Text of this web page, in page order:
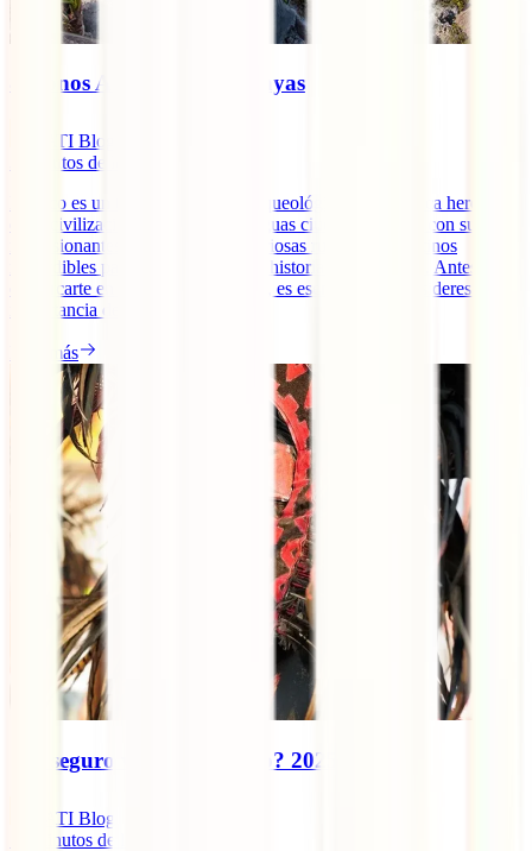
8 Iconos Arqueológicos Mayas
IATI Blog
minutos de lectura
México es un tesoro histórico y arqueológico con una rica herencia
de la civilización maya. Estas antiguas ciudades mayas, con sus
impresionantes estructuras y misteriosas ruinas, son destinos
imperdibles para los amantes de la historia y la aventura. Antes de
embarcarte en este viaje fascinante, es esencial que consideres la
importancia de un seguro de [...]
Leer más
¿Es seguro viajar a México? 2025
IATI Blog
minutos de lectura